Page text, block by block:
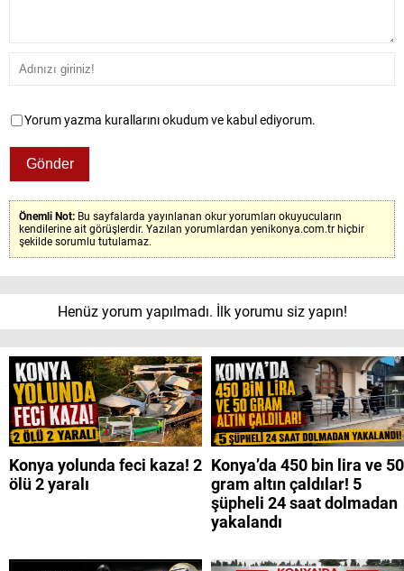
Yorum yazma kurallarını okudum ve kabul ediyorum.
Önemli Not: Bu sayfalarda yayınlanan okur yorumları okuyucuların
kendilerine ait görüşlerdir. Yazılan yorumlardan yenikonya.com.tr hiçbir
şekilde sorumlu tutulamaz.
Henüz yorum yapılmadı. İlk yorumu siz yapın!
Konya yolunda feci kaza! 2
ölü 2 yaralı
Konya’da 450 bin lira ve 50
gram altın çaldılar! 5
şüpheli 24 saat dolmadan
yakalandı